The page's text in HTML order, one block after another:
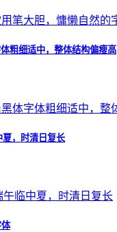
粗细适中，整体结构偏瘦高
夏，时清日复长